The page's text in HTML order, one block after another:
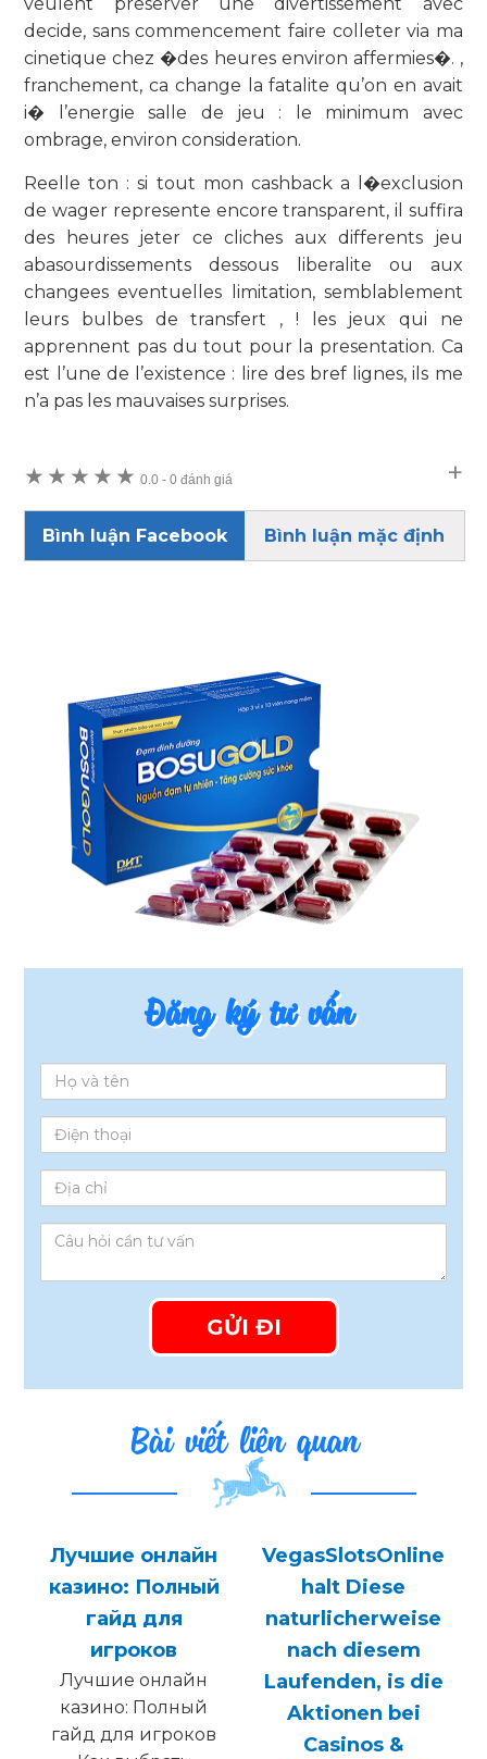
decide, sans commencement faire colleter via ma
cinetique chez �des heures environ affermies�. ,
franchement, ca change la fatalite qu’on en avait
i� l’energie salle de jeu : le minimum avec
ombrage, environ consideration.
Reelle ton : si tout mon cashback a l�exclusion
de wager represente encore transparent, il suffira
des heures jeter ce cliches aux differents jeu
abasourdissements dessous liberalite ou aux
changees eventuelles limitation, semblablement
leurs bulbes de transfert , ! les jeux qui ne
apprennent pas du tout pour la presentation. Ca
est l’une de l’existence : lire des bref lignes, ils me
n’a pas les mauvaises surprises.
★ ★ ★ ★ ★ 0.0- 0 đánh giá
Bình luận Facebook Bình luận mặc định
Đăng ký tư vấn
Bài viết liên quan
VegasSlotsOnline
halt Diese
naturlicherweise
nach diesem
Laufenden, is die
Aktionen bei
Casinos &
Nachstellen wir
dadurch den
anderen Verlauf
von dem noch
gemutlichen
Welttheatersitz
Knossi bietet gar